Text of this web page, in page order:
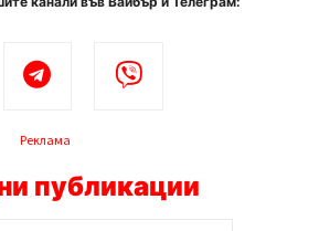
Реклама
публикации